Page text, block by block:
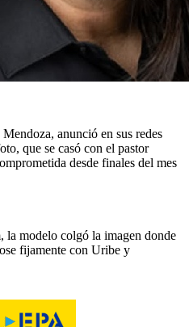
anunció en sus redes
que se casó con el pastor
desde finales del mes
la modelo colgó la imagen donde
fijamente con Uribe y